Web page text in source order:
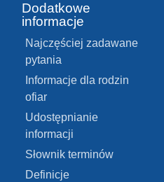
Dodatkowe
informacje
Najczęściej zadawane
pytania
Informacje dla rodzin
ofiar
Udostępnianie
informacji
Słownik terminów
Definicje